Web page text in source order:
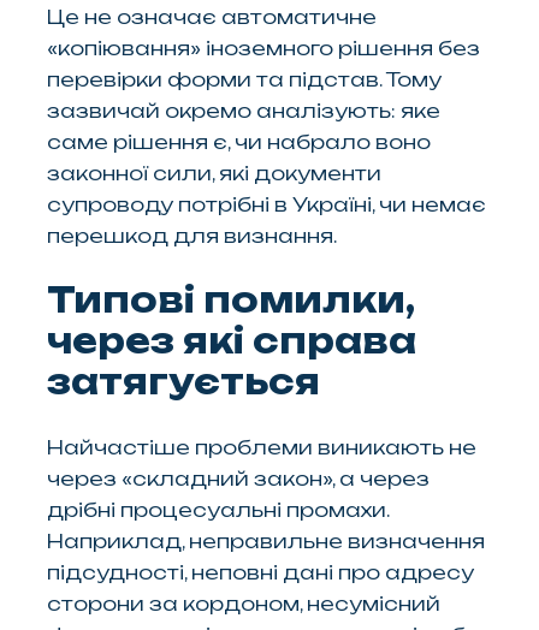
Це не означає автоматичне
«копіювання» іноземного рішення без
перевірки форми та підстав. Тому
зазвичай окремо аналізують: яке
саме рішення є, чи набрало воно
законної сили, які документи
супроводу потрібні в Україні, чи немає
перешкод для визнання.
Типові помилки,
через які справа
затягується
Найчастіше проблеми виникають не
через «складний закон», а через
дрібні процесуальні промахи.
Наприклад, неправильне визначення
підсудності, неповні дані про адресу
сторони за кордоном, несумісний